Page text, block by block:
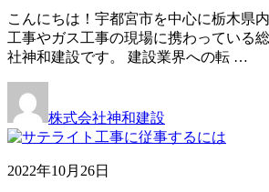
こんにちは！宇都宮市を中心に栃木県
工事やガス工事の現場に携わっている
社神和建設です。 建設業界への転 …
株式会社神和建設
2022年10月26日